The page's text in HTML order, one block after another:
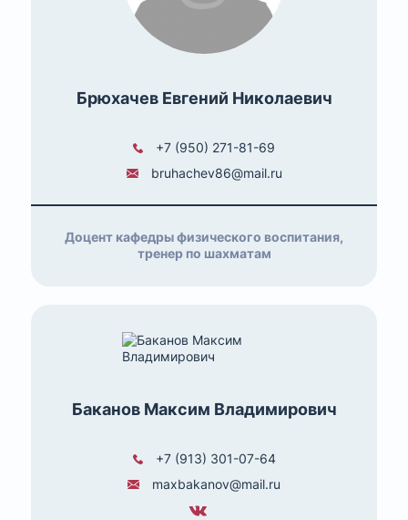
Брюхачев Евгений Николаевич
+7 (950) 271-81-69
bruhachev86@mail.ru
Доцент кафедры физического воспитания,
тренер по шахматам
Баканов Максим Владимирович
+7 (913) 301-07-64
maxbakanov@mail.ru